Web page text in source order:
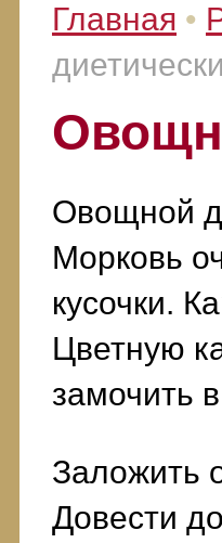
Главная •
Овощной
Морковь
кусочки.
Цветную
замочить
Заложить
Довести